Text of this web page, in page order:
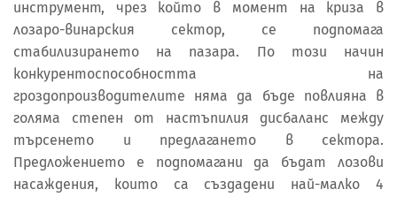
инструмент, чрез който в момент на криза в
лозаро-винарския сектор, се подпомага
стабилизирането на пазара. По този начин
конкурентоспособността на
гроздопроизводителите няма да бъде повлияна в
голяма степен от настъпилия дисбаланс между
търсенето и предлагането в сектора.
Предложението е подпомагани да бъдат лозови
насаждения, които са създадени най-малко 4